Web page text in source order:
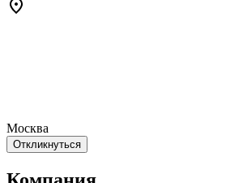
Москва
Откликнуться